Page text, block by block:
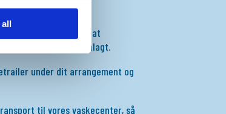
en sikkerhed for, at
som planlagt.
under dit arrangement og
til vores vaskecenter, så